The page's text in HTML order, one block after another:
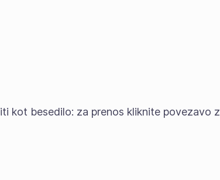
kot besedilo: za prenos kliknite povezavo z